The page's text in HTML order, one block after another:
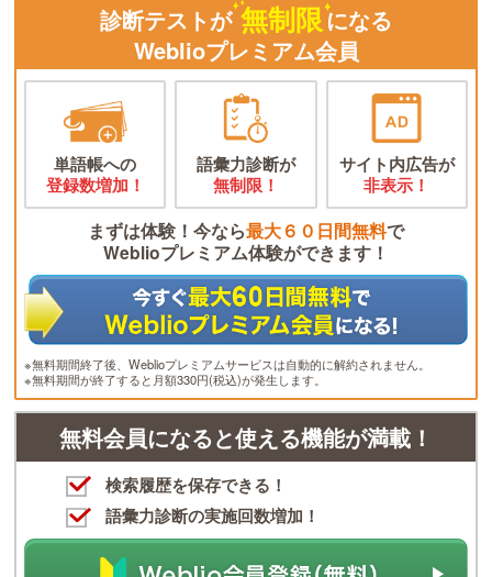
診断テストが 無制限になる
Weblioプレミアム会員
単語帳への
登録数増加！
語彙力診断が
無制限！
サイト内広告が
非表示！
まずは体験！今なら最大６０日間無料で
Weblioプレミアム体験ができます！
※無料期間終了後、Weblioプレミアムサービスは自動的に解約されません。
※無料期間が終了すると月額330円(税込)が発生します。
無料会員になると使える機能が満載！
検索履歴を保存できる！
語彙力診断の実施回数増加！